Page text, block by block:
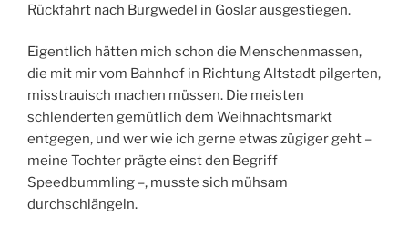
Rückfahrt nach Burgwedel in Goslar ausgestiegen.
Eigentlich hätten mich schon die Menschenmassen,
die mit mir vom Bahnhof in Richtung Altstadt pilgerten,
misstrauisch machen müssen. Die meisten
schlenderten gemütlich dem Weihnachtsmarkt
entgegen, und wer wie ich gerne etwas zügiger geht –
meine Tochter prägte einst den Begriff
Speedbummling –, musste sich mühsam
durchschlängeln.